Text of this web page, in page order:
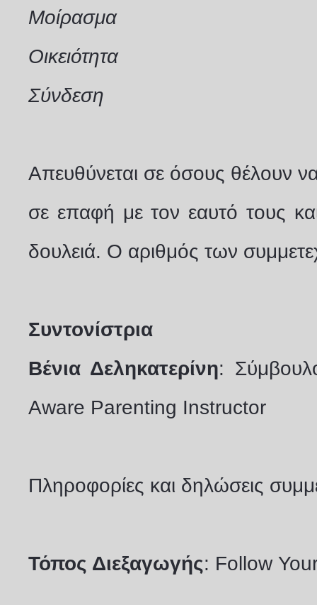
Μοίρασμα
Οικειότητα
Σύνδεση
Απευθύνεται σε όσους θέλουν
σε επαφή με τον εαυτό τους
δουλειά. Ο αριθμός των
Συντονίστρια
Βένια Δεληκατερίνη:
Aware Parenting Instructor
Πληροφορίες και δηλώσεις
Τόπος Διεξαγωγής: Follow